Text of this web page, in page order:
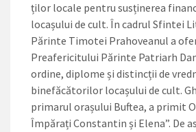
ților locale pentru susținerea
locașului de cult. În cadrul Sfintei
Părinte Timotei Prahoveanul a
Preafericitului Părinte Patriarh
ordine, diplome și distincții de
binefăcătorilor locașului de cult.
primarul orașului Buftea, a primit
Împărați Constantin și Elena”. De